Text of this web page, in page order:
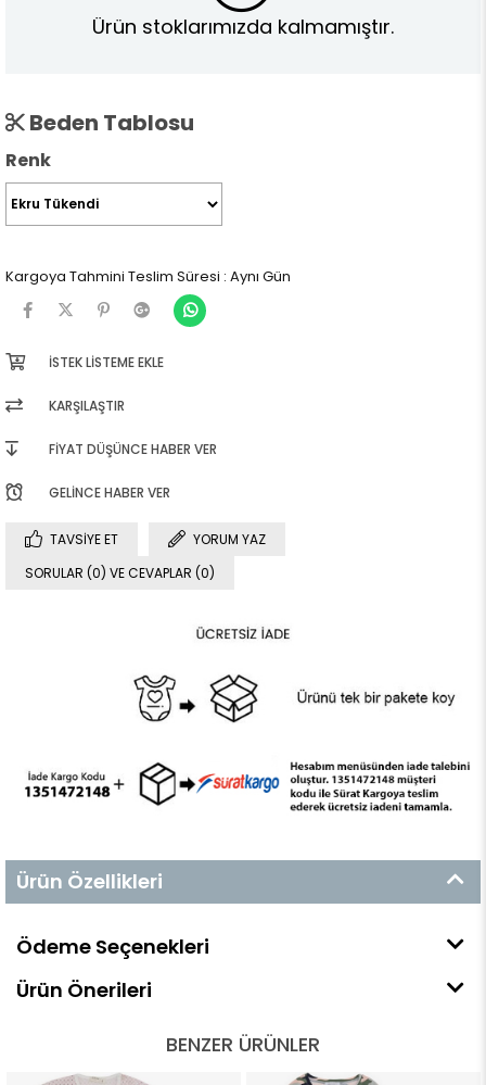
Ürün stoklarımızda kalmamıştır.
Beden Tablosu
Renk
Kargoya Tahmini Teslim Süresi : Aynı Gün
İSTEK LISTEME EKLE
KARŞILAŞTIR
FIYAT DÜŞÜNCE HABER VER
GELINCE HABER VER
TAVSIYE ET
YORUM YAZ
SORULAR (0) VE CEVAPLAR (0)
Ürün Özellikleri
Ödeme Seçenekleri
Ürün Önerileri
BENZER ÜRÜNLER